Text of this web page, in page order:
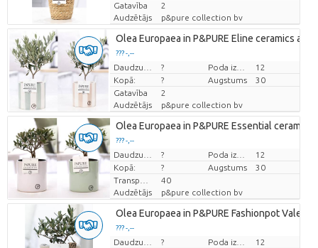
Gatavība
2
Audzētājs
p&pure collection bv
Olea Europaea in P&PURE Eline ceramics ass.
??? -,--
Cena par vienību
?
12
Kopā:
? Augstums
30
Gatavība
2
Audzētājs
p&pure collection bv
Olea Europaea in P&PURE Essential ceramics
??? -,--
Cena par vienību
?
12
Kopā:
? Augstums
30
40
Audzētājs
p&pure collection bv
Olea Europaea in P&PURE Fashionpot Valerie
??? -,--
Cena par vienību
?
12